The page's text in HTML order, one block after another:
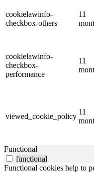
cookielawinfo-
checkbox-others
11
cookielawinfo-
checkbox-
performance
11
viewed_cookie_policy
11
Functional
functional
Functional cookies help to